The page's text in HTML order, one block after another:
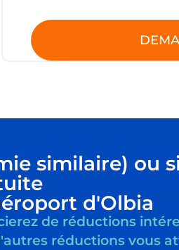
similaire) ou
d'Olbia
de réductions
réductions vous